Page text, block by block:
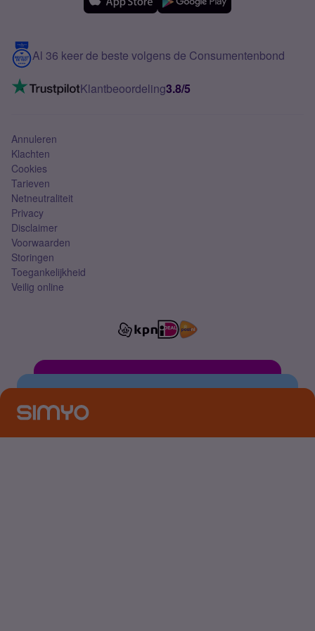
Meerdere nummers
5G internet
Mobiel internet
Mobiel abonnement
Contact
VoLTE 4G bellen
Al 36 keer de beste volgens de Consumentenbond
Klantbeoordeling3.8/5
Annuleren
Klachten
Cookies
Tarieven
Netneutraliteit
Privacy
Disclaimer
Voorwaarden
Storingen
Toegankelijkheid
Veilig online